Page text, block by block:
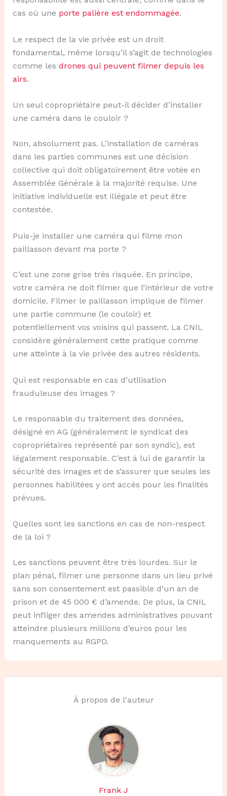
cas où une porte palière est endommagée.
Le respect de la vie privée est un droit
fondamental, même lorsqu’il s’agit de technologies
comme les drones qui peuvent filmer depuis les
airs.
Un seul copropriétaire peut-il décider d’installer
une caméra dans le couloir ?
Non, absolument pas. L’installation de caméras
dans les parties communes est une décision
collective qui doit obligatoirement être votée en
Assemblée Générale à la majorité requise. Une
initiative individuelle est illégale et peut être
contestée.
Puis-je installer une caméra qui filme mon
paillasson devant ma porte ?
C’est une zone grise très risquée. En principe,
votre caméra ne doit filmer que l’intérieur de votre
domicile. Filmer le paillasson implique de filmer
une partie commune (le couloir) et
potentiellement vos voisins qui passent. La CNIL
considère généralement cette pratique comme
une atteinte à la vie privée des autres résidents.
Qui est responsable en cas d’utilisation
frauduleuse des images ?
Le responsable du traitement des données,
désigné en AG (généralement le syndicat des
copropriétaires représenté par son syndic), est
légalement responsable. C’est à lui de garantir la
sécurité des images et de s’assurer que seules les
personnes habilitées y ont accès pour les finalités
prévues.
Quelles sont les sanctions en cas de non-respect
de la loi ?
Les sanctions peuvent être très lourdes. Sur le
plan pénal, filmer une personne dans un lieu privé
sans son consentement est passible d’un an de
prison et de 45 000 € d’amende. De plus, la CNIL
peut infliger des amendes administratives pouvant
atteindre plusieurs millions d’euros pour les
manquements au RGPD.
À propos de l'auteur
Frank J